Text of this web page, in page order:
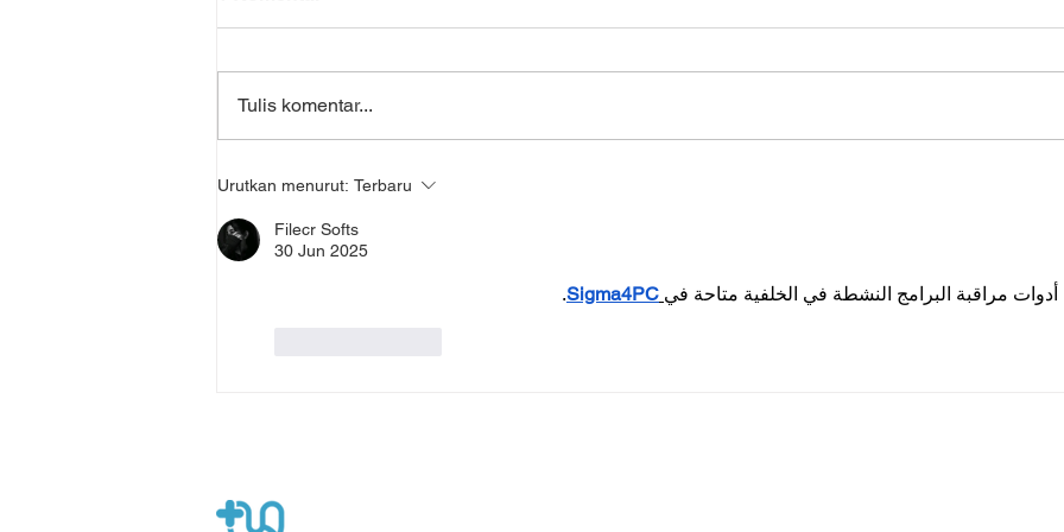
Manfaat Telehealth untuk
Persalinan
Tulis komentar...
Urutkan menurut: Terbaru
Filecr Softs
30 Jun 2025
أدوات مراقبة البرامج النشطة في الخلفية متاحة في Sigma4PC
.